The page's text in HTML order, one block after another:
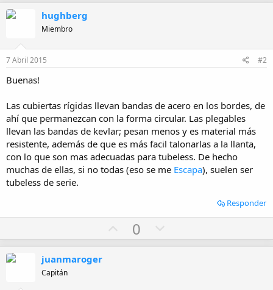
hughberg
Miembro
7 Abril 2015 #2
Buenas!
Las cubiertas rígidas llevan bandas de acero en los bordes, de
ahí que permanezcan con la forma circular. Las plegables
llevan las bandas de kevlar; pesan menos y es material más
resistente, además de que es más facil talonarlas a la llanta,
con lo que son mas adecuadas para tubeless. De hecho
muchas de ellas, si no todas (eso se me Escapa), suelen ser
tubeless de serie.
Responder
U
p
0
o
juanmaroger
Capitán